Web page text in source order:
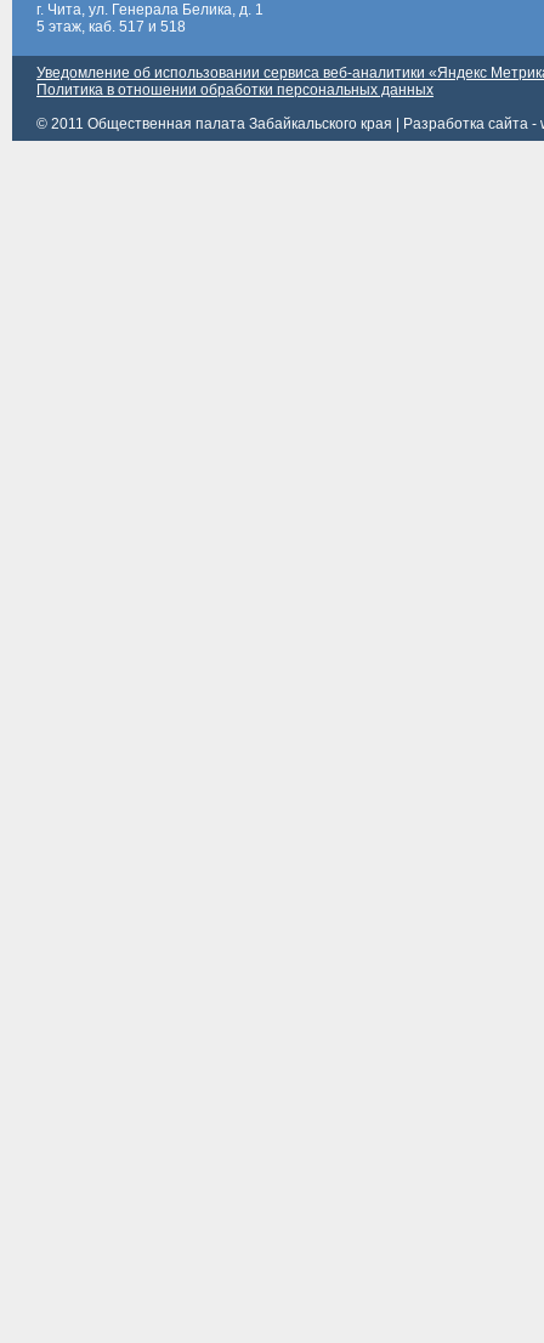
г. Чита, ул. Генерала Белика, д. 1
5 этаж, каб. 517 и 518
Уведомление об использовании сервиса веб-аналитики «Яндекс
Политика в отношении обработки персональных данных
© 2011 Общественная палата Забайкальского края |
Разработка сайта -